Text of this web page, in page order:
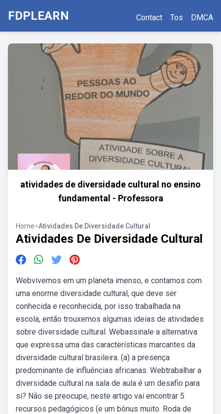
FDPLEARN Contact Tos DMCA
atividades de diversidade cultural no ensino
fundamental - Professora
Home>Atividades De Diversidade Cultural
Atividades De Diversidade Cultural
Webvivemos em um planeta imenso, e contamos com
uma enorme diversidade cultural, que deve ser
conhecida e reconhecida, por isso trabalhada na
escola, então trouxemos algumas ideias de atividades
sobre diversidade cultural. Webassinale a alternativa
que expressa uma das características marcantes da
diversidade cultural brasileira. (a) a presença
predominante de influências africanas. Webtrabalhar a
diversidade cultural na sala de aula é um desafio para
si? Não se preocupe, neste artigo vai encontrar 5
recursos pedagógicos (e um bónus muito. Roda de